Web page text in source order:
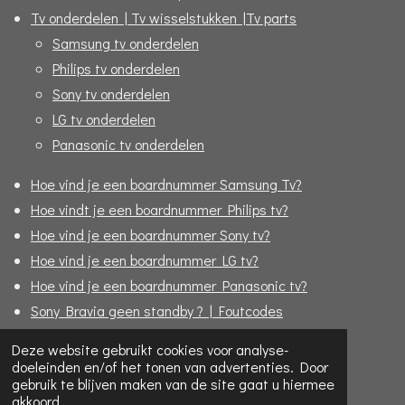
Deze website gebruikt cookies voor analyse-
doeleinden en/of het tonen van advertenties. Door
gebruik te blijven maken van de site gaat u hiermee
akkoord.
Tv onderdelen | Tv wisselstukken |Tv parts
Samsung tv onderdelen
Philips tv onderdelen
Sony tv onderdelen
LG tv onderdelen
Panasonic tv onderdelen
Hoe vind je een boardnummer Samsung Tv?
Hoe vindt je een boardnummer Philips tv?
Hoe vind je een boardnummer Sony tv?
Hoe vind je een boardnummer LG tv?
Hoe vind je een boardnummer Panasonic tv?
Sony Bravia geen standby ? | Foutcodes
© 2020 - 2026 Replace4u - De TV specialist online!